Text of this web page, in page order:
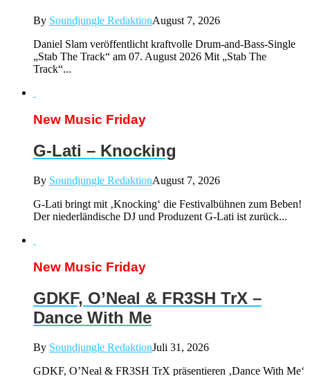
By Soundjungle RedaktionAugust 7, 2026
Daniel Slam veröffentlicht kraftvolle Drum-and-Bass-Single
„Stab The Track“ am 07. August 2026 Mit „Stab The
Track“...
New Music Friday
G-Lati – Knocking
By Soundjungle RedaktionAugust 7, 2026
G-Lati bringt mit ‚Knocking‘ die Festivalbühnen zum Beben!
Der niederländische DJ und Produzent G-Lati ist zurück...
New Music Friday
GDKF, O’Neal & FR3SH TrX –
Dance With Me
By Soundjungle RedaktionJuli 31, 2026
GDKF, O’Neal & FR3SH TrX präsentieren ‚Dance With Me‘